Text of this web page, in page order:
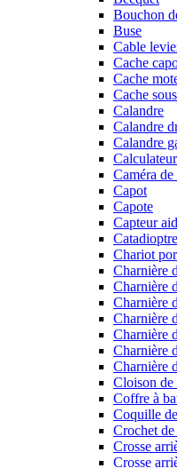
Bouchon
Buse
Cable
Cache
Cache
Cache
Calandre
Calandre
Calandre
Caméra de
Capot
Capote
Capteur
Chariot
Charnière
Charnière
Charnière
Charnière
Charnière
Charnière
Charnière
Cloison de
Coffre à
Coquille
Crochet
Crosse
Crosse